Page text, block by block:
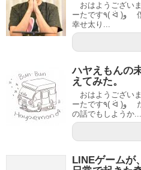
おはようござい
ーたです٩( ᐛ )و 僕はついに突き止めましたよ！
幸せ太り...
ハヤえもんの
えてみた。
おはようござい
ーたです٩( ᐛ )و たまには、これからのハヤえもん
の話でもしようか...
LINEゲームが